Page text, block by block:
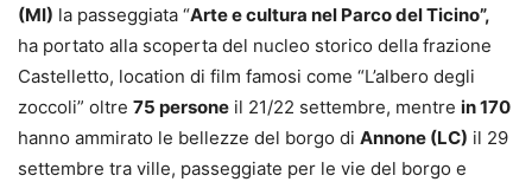
(MI) la passeggiata “Arte e cultura nel Parcodel Ticino”,
ha portato alla scoperta del nucleo storico della frazione
Castelletto, location di film famosi come “L’albero degli
zoccoli” oltre 75 persone il 21/22 settembre, mentre in 170
hanno ammirato le bellezze del borgo di Annone (LC) il 29
settembre tra ville, passeggiate per le vie del borgo e